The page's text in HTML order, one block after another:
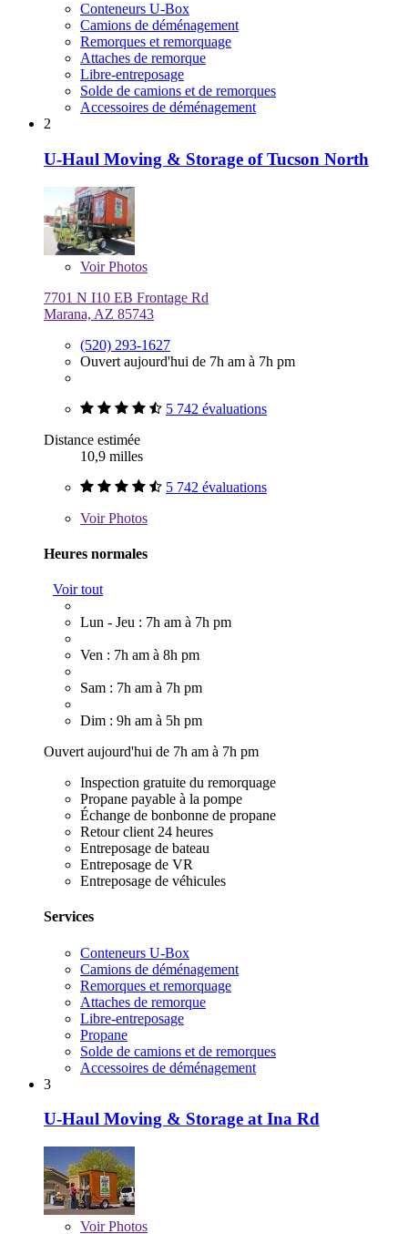
Conteneurs U-Box
Camions de déménagement
Remorques et remorquage
Attaches de remorque
Libre-entreposage
Solde de camions et de remorques
Accessoires de déménagement
2
U-Haul Moving & Storage of Tucson North
VoirPhotos
7701 N I10 EB Frontage Rd
Marana, AZ 85743
(520) 293-1627
Ouvert aujourd'hui de 7h am à 7h pm
5 742 évaluations
Distance estimée
10,9 milles
5 742 évaluations
VoirPhotos
Heures normales
Voir tout
Lun - Jeu : 7h am à 7h pm
Ven : 7h am à 8h pm
Sam : 7h am à 7h pm
Dim : 9h am à 5h pm
Ouvert aujourd'hui de 7h am à 7h pm
Inspection gratuite du remorquage
Propane payable à la pompe
Échange de bonbonne de propane
Retour client 24 heures
Entreposage de bateau
Entreposage de VR
Entreposage de véhicules
Services
Conteneurs U-Box
Camions de déménagement
Remorques et remorquage
Attaches de remorque
Libre-entreposage
Propane
Solde de camions et de remorques
Accessoires de déménagement
3
U-Haul Moving & Storage at Ina Rd
VoirPhotos